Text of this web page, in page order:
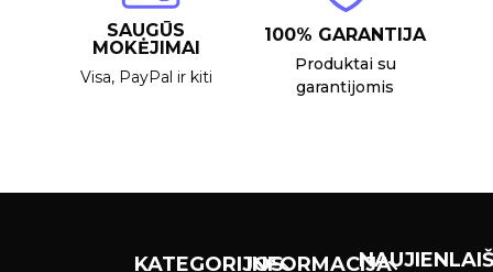
SAUGŪS
MOKĖJIMAI
Visa, PayPal ir kiti
100% GARANTIJA
Produktai su
garantijomis
KATEGORIJOSINFORMACIJA